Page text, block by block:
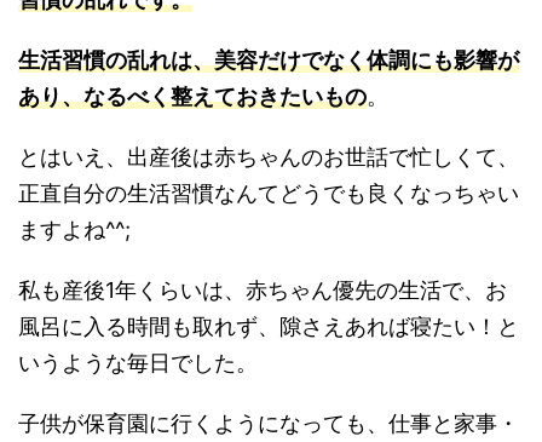
生活習慣の乱れは、美容だけでなく体調にも影響が
あり、なるべく整えておきたいもの。
とはいえ、出産後は赤ちゃんのお世話で忙しくて、
正直自分の生活習慣なんてどうでも良くなっちゃい
ますよね^^;
私も産後1年くらいは、赤ちゃん優先の生活で、お
風呂に入る時間も取れず、隙さえあれば寝たい！と
いうような毎日でした。
子供が保育園に行くようになっても、仕事と家事・